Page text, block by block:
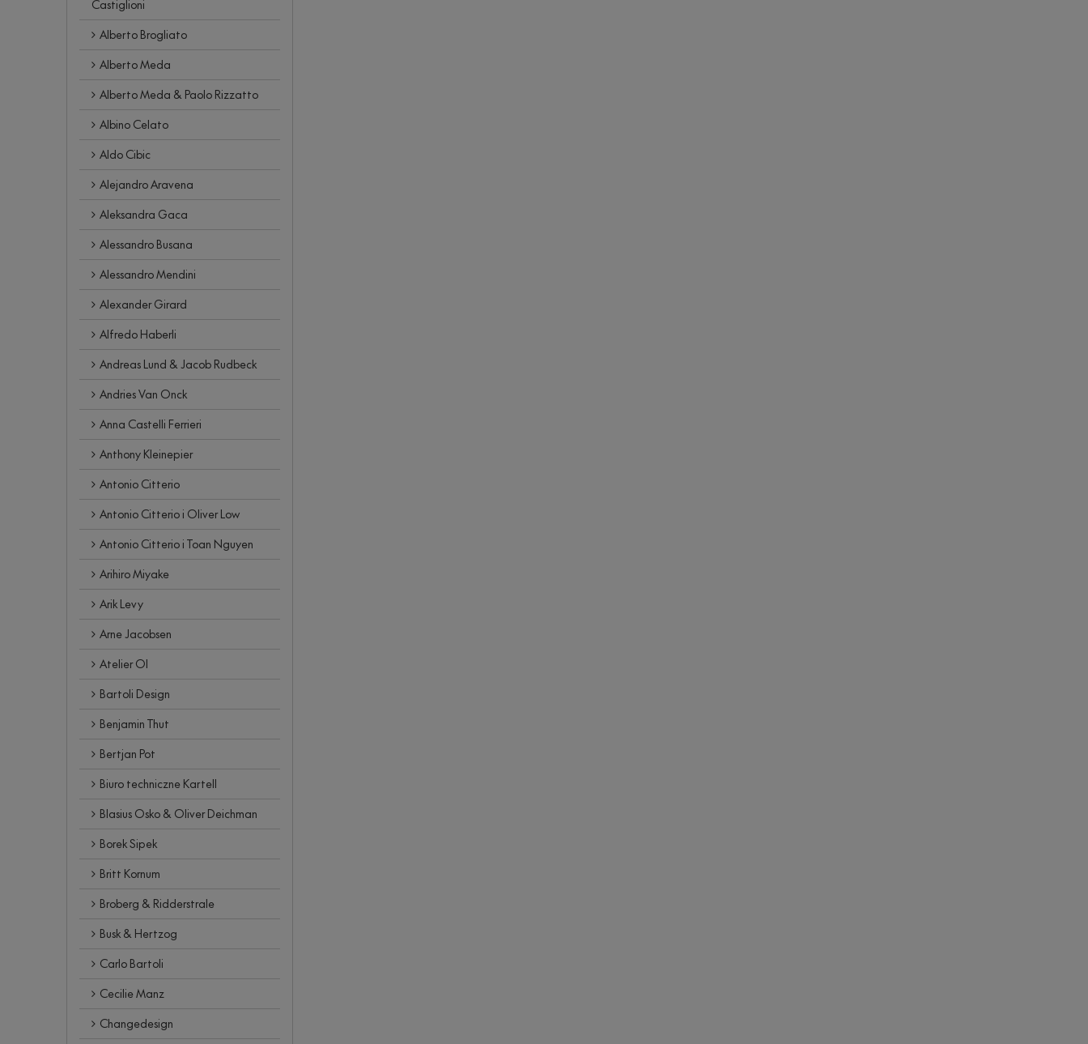
Castiglioni
Alberto Brogliato
Alberto Meda
Alberto Meda & Paolo Rizzatto
Albino Celato
Aldo Cibic
Alejandro Aravena
Aleksandra Gaca
Alessandro Busana
Alessandro Mendini
Alexander Girard
Alfredo Haberli
Andreas Lund & Jacob Rudbeck
Andries Van Onck
Anna Castelli Ferrieri
Anthony Kleinepier
Antonio Citterio
Antonio Citterio i Oliver Low
Antonio Citterio i Toan Nguyen
Arihiro Miyake
Arik Levy
Arne Jacobsen
Atelier OI
Bartoli Design
Benjamin Thut
Bertjan Pot
Biuro techniczne Kartell
Blasius Osko & Oliver Deichman
Borek Sipek
Britt Kornum
Broberg & Ridderstrale
Busk & Hertzog
Carlo Bartoli
Cecilie Manz
Changedesign